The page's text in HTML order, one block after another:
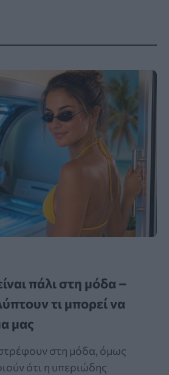
πάλι στη μόδα –
τι μπορεί να
μας
στη μόδα, όμως
ότι η υπεριώδης